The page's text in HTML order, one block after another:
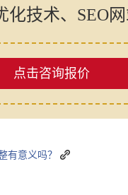
化技术、SEO
点击咨询报价
有意义吗？